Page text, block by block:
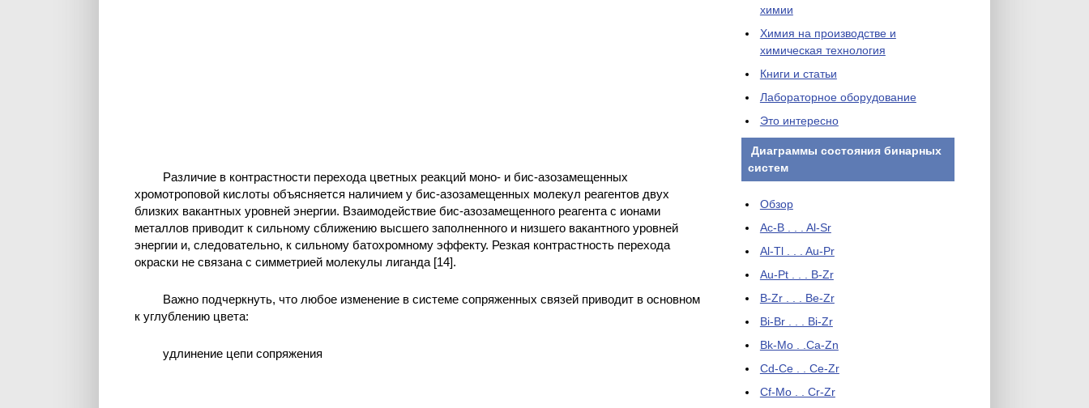
Различие в контрастности перехода цветных реакций моно- и бис-азозамещенных
хромотроповой кислоты объясняется наличием у бис-азозамещенных молекул реагентов двух
близких вакантных уровней энергии. Взаимодействие бис-азозамещенного реагента с ионами
металлов приводит к сильному сближению высшего заполненного и низшего вакантного уровней
энергии и, следовательно, к сильному батохромному эффекту. Резкая контрастность перехода
окраски не связана с симметрией молекулы лиганда [14].
Важно подчеркнуть, что любое изменение в системе сопряженных связей приводит в основном
к углублению цвета:
удлинение цепи сопряжения
химии
Химия на производстве и
химическая технология
Книги и статьи
Лабораторное оборудование
Это интересно
Диаграммы состояния бинарных
систем
Обзор
Ac-B . . . Al-Sr
Al-Tl . . . Au-Pr
Au-Pt . . . B-Zr
B-Zr . . . Be-Zr
Bi-Br . . . Bi-Zr
Bk-Mo . .Ca-Zn
Cd-Ce . . Ce-Zr
Cf-Mo . . Cr-Zr